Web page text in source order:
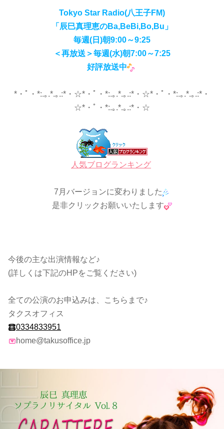
Tokyo Star Radio(八王子FM)
「辰巳真理恵のBa,BeBi,Bo,Bu」
毎週(日)朝9:00～9:25
＜再放送＞毎週(水)朝7:00～7:25
好評放送中
*・ﾟ・*:.｡.*.｡.:*・☆*・ﾟ・*:.｡.*.｡.:*・☆*・ﾟ・*:.｡.*.｡.:*・
☆*・ﾟ・*:.｡.*.｡.:*・☆
人気ブログランキング
7月バージョンに変わりました
是非クリックお願いいたします
今後の主な出演情報など♪
(詳しくは下記のHPをご覧ください)
全ての公演のお申込みは、こちらまで♪
タクスオフィス
0334833951
home@takusoffice.jp